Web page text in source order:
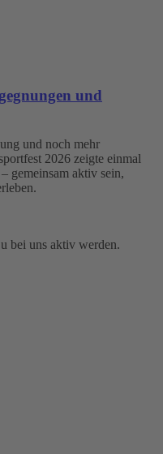
und
und noch mehr
2026 zeigte einmal
gemeinsam aktiv sein,
bei uns aktiv werden.